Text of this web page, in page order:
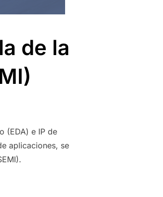
de la
(EDA) e IP de
aplicaciones, se